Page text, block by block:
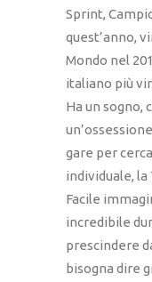
Sprint,
quest’anno,
Mondo nel
italiano più
Ha un sogno,
gare per
individuale,
Facile
incredibile
prescindere
bisogna dire